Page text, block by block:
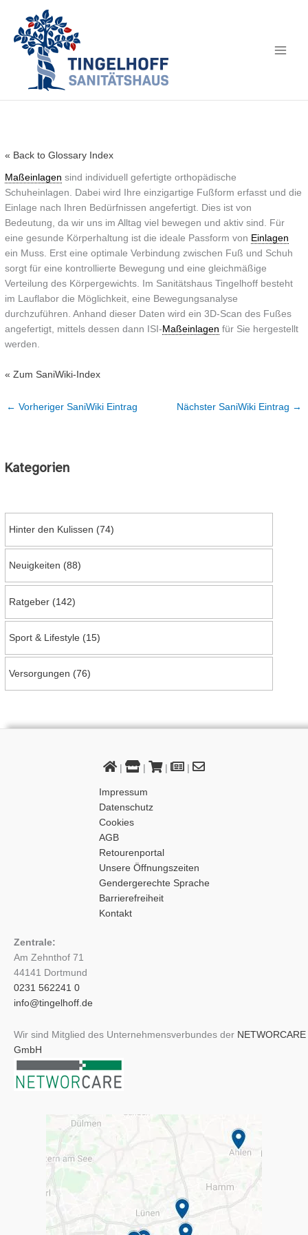
Kategorien
Hinter den Kulissen (74)
Neuigkeiten (88)
Ratgeber (142)
Sport & Lifestyle (15)
Versorgungen (76)
« Back to Glossary Index
Maßeinlagen sind individuell gefertigte orthopädische
Schuheinlagen. Dabei wird Ihre einzigartige Fußform erfasst und die
Einlage nach Ihren Bedürfnissen angefertigt. Dies ist von
Bedeutung, da wir uns im Alltag viel bewegen und aktiv sind. Für
eine gesunde Körperhaltung ist die ideale Passform von Einlagen
ein Muss. Erst eine optimale Verbindung zwischen Fuß und Schuh
sorgt für eine kontrollierte Bewegung und eine gleichmäßige
Verteilung des Körpergewichts. Im Sanitätshaus Tingelhoff besteht
im Lauflabor die Möglichkeit, eine Bewegungsanalyse
durchzuführen. Anhand dieser Daten wird ein 3D-Scan des Fußes
angefertigt, mittels dessen dann ISI-Maßeinlagen für Sie hergestellt
werden.
« Zum SaniWiki-Index
← Vorheriger SaniWiki Eintrag Nächster SaniWiki Eintrag →
| | | |
Impressum
Datenschutz
Cookies
AGB
Retourenportal
Unsere Öffnungszeiten
Gendergerechte Sprache
Barrierefreiheit
Kontakt
Zentrale:
Am Zehnthof 71
44141 Dortmund
0231 562241 0
info@tingelhoff.de
Wir sind Mitglied des Unternehmensverbundes der NETWORCARE
GmbH